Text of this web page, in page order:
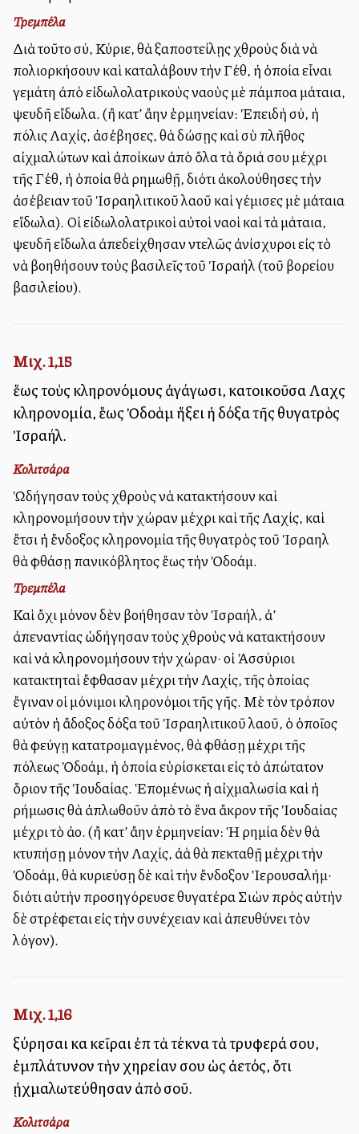
Τρεμπέλα
Διὰ τοῦτο σύ, Κύριε, θὰ ἐξαποστείλῃς ἐχθροὺς διὰ νὰ
πολιορκήσουν καὶ καταλάβουν τὴν Γέθ, ἡ ὁποία εἶναι
γεμάτη ἀπὸ εἰδωλολατρικοὺς ναοὺς μὲ πάμπολλα μάταια,
ψευδῆ εἴδωλα. (ἢ κατ’ ἄλλην ἑρμηνείαν: Ἐπειδὴ σύ, ἡ
πόλις Λαχίς, ἀσέβησες, θὰ δώσῃς καὶ σὺ πλῆθος
αἰχμαλώτων καὶ ἀποίκων ἀπὸ ὅλα τὰ ὅριά σου μέχρι
τῆς Γέθ, ἡ ὁποία θὰ ἐρημωθῇ, διότι ἀκολούθησες τὴν
ἀσέβειαν τοῦ Ἰσραηλιτικοῦ λαοῦ καὶ ἐγέμισες μὲ μάταια
εἴδωλα). Οἱ εἰδωλολατρικοὶ αὐτοὶ ναοὶ καὶ τὰ μάταια,
ψευδῆ εἴδωλα ἀπεδείχθησαν ἐντελῶς ἀνίσχυροι εἰς τὸ
νὰ βοηθήσουν τοὺς βασιλεῖς τοῦ Ἰσραήλ (τοῦ βορείου
βασιλείου).
Μιχ. 1,15
ἕως τοὺς κληρονόμους ἀγάγωσι, κατοικοῦσα Λαχὶς
κληρονομία, ἕως Ὀδολλὰμ ἥξει ἡ δόξα τῆς θυγατρὸς
Ἰσραήλ.
Κολιτσάρα
Ὡδήγησαν τοὺς ἐχθροὺς νὰ κατακτήσουν καὶ
κληρονομήσουν τὴν χώραν μέχρι καὶ τῆς Λαχίς, καὶ
ἔτσι ἡ ἔνδοξος κληρονομία τῆς θυγατρὸς τοῦ Ἰσραηλ
θὰ φθάσῃ πανικόβλητος ἕως τὴν Ὀδολλάμ.
Τρεμπέλα
Καὶ ὄχι μόνον δὲν ἐβοήθησαν τὸν Ἰσραήλ, ἀλλ’
ἀπεναντίας ὡδήγησαν τοὺς ἐχθροὺς νὰ κατακτήσουν
καὶ νὰ κληρονομήσουν τὴν χώραν· οἱ Ἀσσύριοι
κατακτηταὶ ἔφθασαν μέχρι τὴν Λαχίς, τῆς ὁποίας
ἔγιναν οἱ μόνιμοι κληρονόμοι τῆς γῆς. Μὲ τὸν τρόπον
αὐτὸν ἡ ἄδοξος δόξα τοῦ Ἰσραηλιτικοῦ λαοῦ, ὁ ὁποῖος
θὰ φεύγῃ κατατρομαγμένος, θὰ φθάσῃ μέχρι τῆς
πόλεως Ὀδολλάμ, ἡ ὁποία εὑρίσκεται εἰς τὸ ἀπώτατον
ὅριον τῆς Ἰουδαίας. Ἑπομένως ἡ αἰχμαλωσία καὶ ἡ
ἐρήμωσις θὰ ἀπλωθοῦν ἀπὸ τὸ ἕνα ἄκρον τῆς Ἰουδαίας
μέχρι τὸ ἀλλο. (ἢ κατ’ ἄλλην ἑρμηνείαν: Ἡ ἐρημία δὲν θὰ
κτυπήσῃ μόνον τὴν Λαχίς, ἀλλὰ θὰ ἐπεκταθῇ μέχρι τὴν
Ὀδολλάμ, θὰ κυριεύσῃ δὲ καὶ τὴν ἔνδοξον Ἱερουσαλήμ·
διότι αὐτὴν προσηγόρευσε θυγατέρα Σιὼν πρὸς αὐτὴν
δὲ στρέφεται εἰς τὴν συνέχειαν καὶ ἀπευθύνει τὸν
λόγον).
Μιχ. 1,16
ξύρησαι καὶ κεῖραι ἐπὶ τὰ τέκνα τὰ τρυφερά σου,
ἐμπλάτυνον τὴν χηρείαν σου ὡς ἀετός, ὅτι
ᾐχμαλωτεύθησαν ἀπὸ σοῦ.
Κολιτσάρα